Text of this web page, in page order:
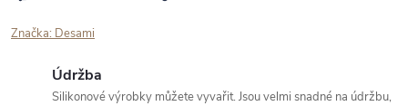
Značka: Desami
Údržba
Silikonové výrobky můžete vyvařit. Jsou velmi snadné na údržbu,